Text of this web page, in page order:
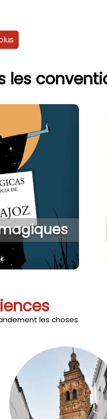
les
les choses